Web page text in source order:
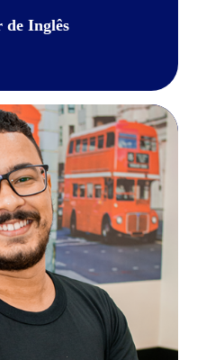
de Inglês